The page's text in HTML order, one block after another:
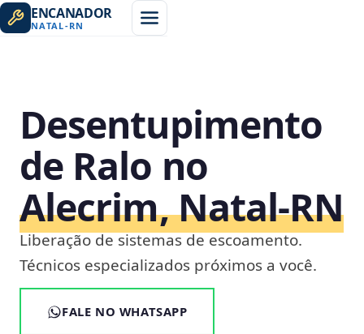
ENCANADOR
NATAL-RN
Desentupimento
de Ralo no
Alecrim, Natal‑RN
Liberação de sistemas de escoamento.
Técnicos especializados próximos a você.
FALE NO WHATSAPP